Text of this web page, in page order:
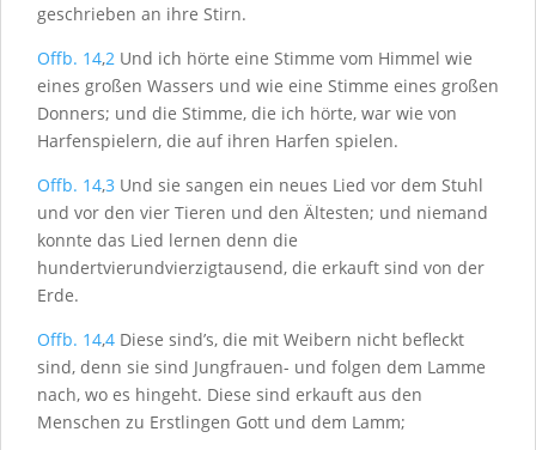
geschrieben an ihre Stirn.
Offb. 14,2 Und ich hörte eine Stimme vom Himmel wie
eines großen Wassers und wie eine Stimme eines großen
Donners; und die Stimme, die ich hörte, war wie von
Harfenspielern, die auf ihren Harfen spielen.
Offb. 14,3 Und sie sangen ein neues Lied vor dem Stuhl
und vor den vier Tieren und den Ältesten; und niemand
konnte das Lied lernen denn die
hundertvierundvierzigtausend, die erkauft sind von der
Erde.
Offb. 14,4 Diese sind’s, die mit Weibern nicht befleckt
sind, denn sie sind Jungfrauen- und folgen dem Lamme
nach, wo es hingeht. Diese sind erkauft aus den
Menschen zu Erstlingen Gott und dem Lamm;